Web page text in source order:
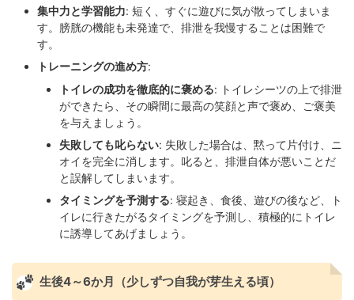
集中力と学習能力: 短く、すぐに遊びに気が散ってしまいま
す。膀胱の機能も未発達で、排泄を我慢することは困難で
す。
トレーニングの進め方:
トイレの成功を徹底的に褒める: トイレシーツの上で排泄
ができたら、その瞬間に最高の笑顔と声で褒め、ご褒美
を与えましょう。
失敗しても叱らない: 失敗した場合は、黙って片付け、ニ
オイを完全に消します。叱ると、排泄自体が悪いことだ
と誤解してしまいます。
タイミングを予測する: 寝起き、食後、遊びの後など、ト
イレに行きたがるタイミングを予測し、積極的にトイレ
に誘導してあげましょう。
生後4～6か月（少しずつ自我が芽生える頃）